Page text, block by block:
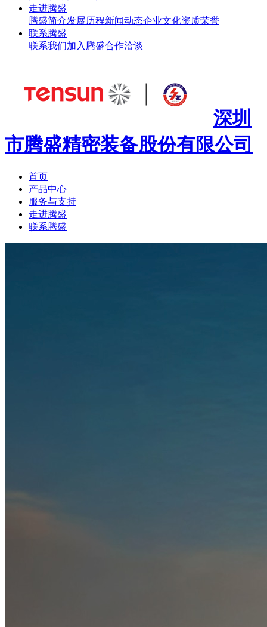
走进腾盛
腾盛简介发展历程新闻动态企业文化资质荣誉
联系腾盛
联系我们加入腾盛合作洽谈
深圳
市腾盛精密装备股份有限公司
首页
产品中心
服务与支持
走进腾盛
联系腾盛